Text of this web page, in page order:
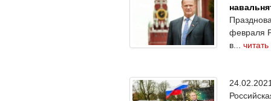
февраля
в...